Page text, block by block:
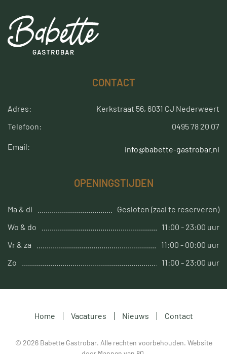
CONTACT
Adres:
Kerkstraat 56, 6031 CJ Nederweert
Telefoon:
0495 78 20 07
Email: info@babette-gastrobar.nl
OPENINGSTIJDEN
Ma & di
Gesloten (zaal te reserveren)
Wo & do
11:00 - 23:00 uur
Vr & za
11:00 - 00:00 uur
Zo
11:00 - 23:00 uur
Home Vacatures Nieuws Contact
© 2026Babette Gastrobar. Alle rechten voorbehouden. Website